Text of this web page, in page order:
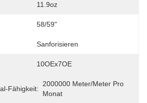
11.9oz
58/59"
Sanforisieren
10OEx7OE
Fähigkeit:
2000000 Meter/Meter Pro
Monat